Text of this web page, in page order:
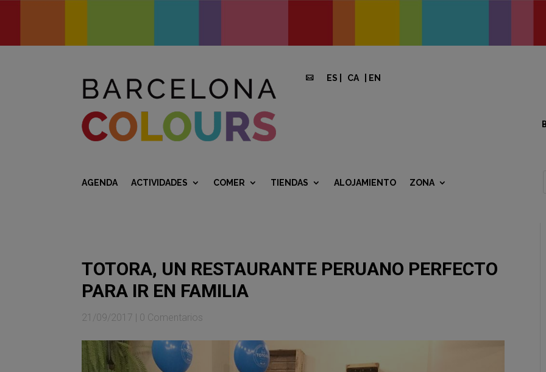
 ES CA EN
AGENDA ACTIVIDADES COMER TIENDAS ALOJAMIENTO ZONA
TOTORA, UN RESTAURANTE PERUANO PERFECTO
PARA IR EN FAMILIA
21/09/2017 | 0 Comentarios